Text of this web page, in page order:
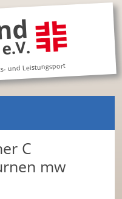
und Leistungsport
C
mw